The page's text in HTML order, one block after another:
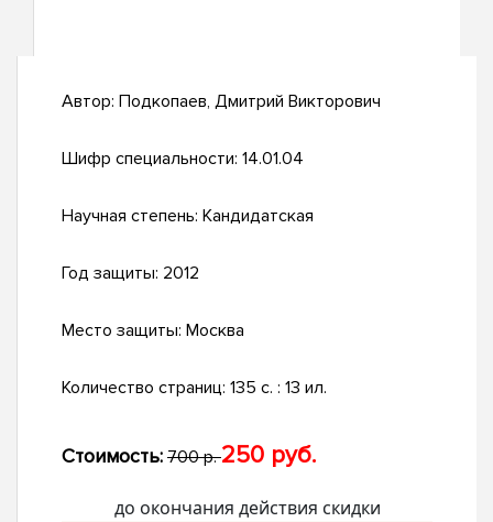
Автор: Подкопаев, Дмитрий Викторович
Шифр специальности: 14.01.04
Научная степень: Кандидатская
Год защиты: 2012
Место защиты: Москва
Количество страниц: 135 с. : 13 ил.
Стоимость: 700 р.250 руб.
до окончания действия скидки